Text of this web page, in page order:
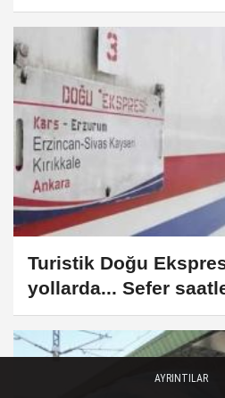
Turistik Doğu
yollarda... Sefer
fiyatları
AYRINTILAR